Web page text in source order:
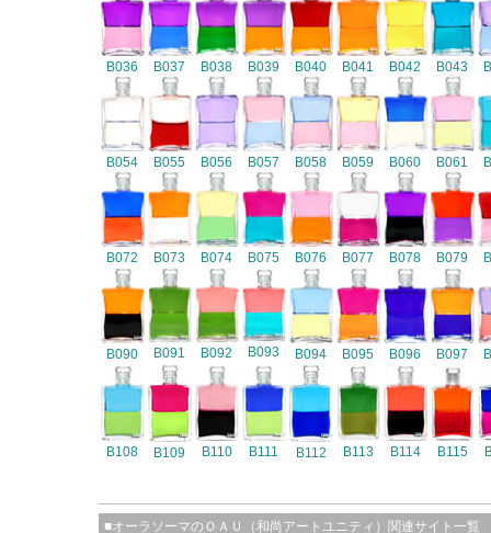
B036 B037 B038 B039 B040 B041 B042 B043
B054 B055 B056 B057 B058 B059 B060 B061
B072 B073 B074 B075 B076 B077 B078 B079
B090 B091 B092 B093 B094 B095 B096 B097
B108 B109 B110 B111 B112 B113 B114 B115
■オーラソーマのＯＡＵ（和尚アートユニティ）関連サイト一覧